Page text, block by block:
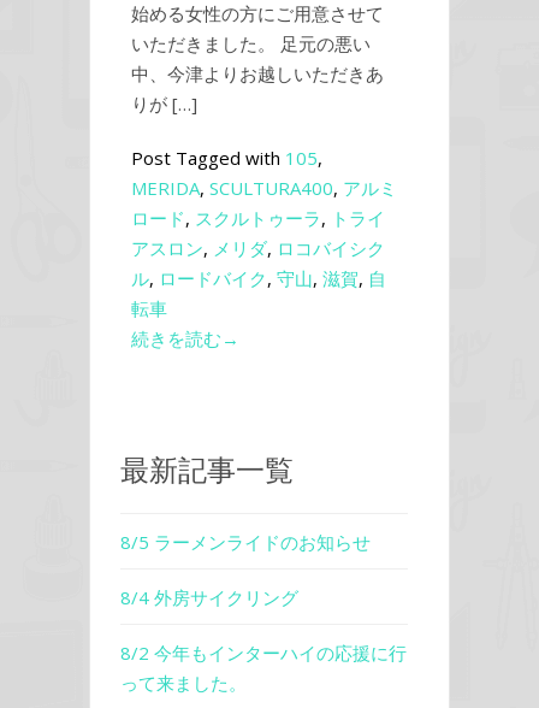
始める女性の方にご用意させて
いただきました。 足元の悪い
中、今津よりお越しいただきあ
りが […]
Post Tagged with 105,
MERIDA, SCULTURA400, アルミ
ロード, スクルトゥーラ, トライ
アスロン, メリダ, ロコバイシク
ル, ロードバイク, 守山, 滋賀, 自
転車
続きを読む→
最新記事一覧
8/5 ラーメンライドのお知らせ
8/4 外房サイクリング
8/2 今年もインターハイの応援に行
って来ました。